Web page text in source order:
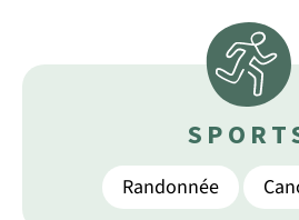
Randonnée